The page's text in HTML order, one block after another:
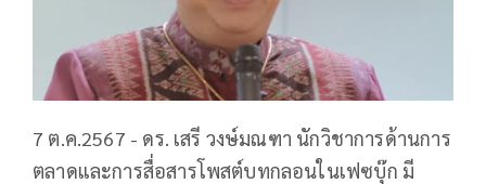
7 ต.ค.2567 - ดร. เสรี วงษ์มณฑา นักวิชาการด้านการ
ตลาดและการสื่อสารโพสต์บทกลอนในเฟซบุ๊ก มี